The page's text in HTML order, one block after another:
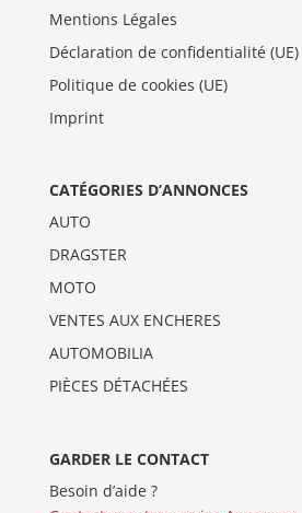
Mentions Légales
Déclaration de confidentialité (UE)
Politique de cookies (UE)
Imprint
CATÉGORIES D’ANNONCES
AUTO
DRAGSTER
MOTO
VENTES AUX ENCHERES
AUTOMOBILIA
PIÈCES DÉTACHÉES
GARDER LE CONTACT
Besoin d’aide ?